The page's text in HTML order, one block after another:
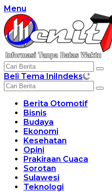
Langsung
ke
konten
Menu
Beli Tema IniIndeks
Berita Otomotif
Bisnis
Budaya
Ekonomi
Kesehatan
Opini
Prakiraan Cuaca
Sorotan
Sulawesi
Teknologi